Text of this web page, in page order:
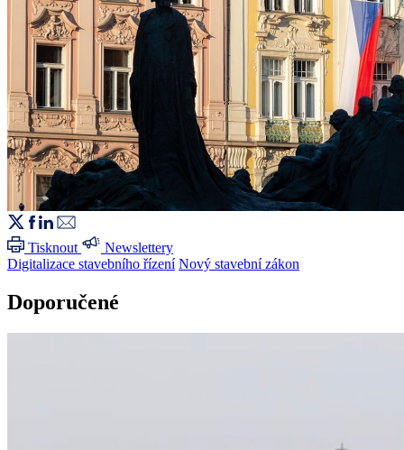
Tisknout
Newslettery
Digitalizace stavebního řízení Nový stavební zákon
Doporučené